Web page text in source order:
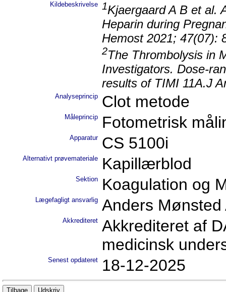
Kildebeskrivelse 1Kjaergaard A B et al.
Heparin during
Hemost 2021; 47(07):
2The Thrombolysis in
Investigators. Dose-
results of TIMI 11A.J
Analyseprincip Clot metode
Måleprincip Fotometrisk
Apparatur CS 5100i
Alternativt prøvemateriale Kapillærblod
Sektion Koagulation og
Lægefagligt ansvarlig Anders Mønsted
Akkrediteret Akkrediteret af
medicinsk
Senest opdateret 18-12-2025